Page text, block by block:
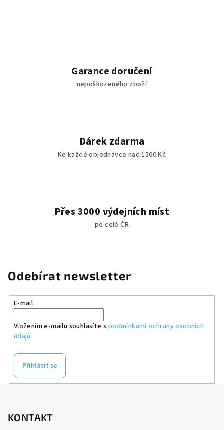
Garance doručení
nepoškozeného zboží
Dárek zdarma
Ke každé objednávce nad 1500 Kč
Přes 3000 výdejních míst
po celé ČR
Odebírat newsletter
E-mail
Vložením e-mailu souhlasíte s podmínkami ochrany osobních
údajů
Přihlásit se
KONTAKT